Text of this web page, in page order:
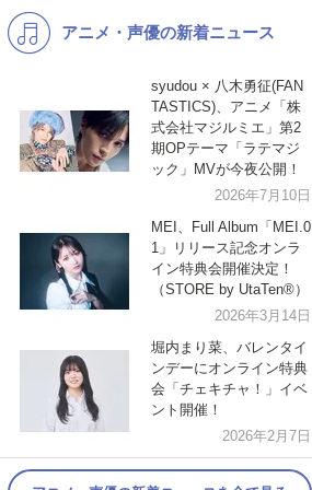
K-POP 演歌・歌謡
洋楽
VTuber ディズニー
アニメ・声優の新着ニュース
syudou × 八木勇征(FAN
TASTICS)、アニメ「株
式会社マジルミエ」第2
期OPテーマ「ラテマジ
ック」MVが今夜公開！
2026年7月10日
MEI、Full Album「MEI.0
1」リリース記念オンラ
イン特典会開催決定！
（STORE by UtaTen®︎）
2026年3月14日
堀内まり菜、バレンタイ
ンデーにオンライン特典
会「チェキチャ！」イベ
ント開催！
2026年2月7日